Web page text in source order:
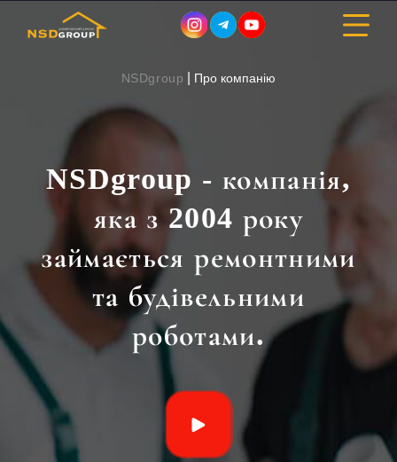
ДИЗАЙН ІНТЕР’ЄРУ
РЕМОНТ
БУДІВНИЦТВО
ПОРТФОЛІО
ВАРТІСТЬ
ПРО КОМПАНІЮ
КОНТАКТИ
БЛОГ
NSDgroup Про компанію
NSDgroup - компанія,
яка з 2004 року
займається ремонтними
та будівельними
роботами.